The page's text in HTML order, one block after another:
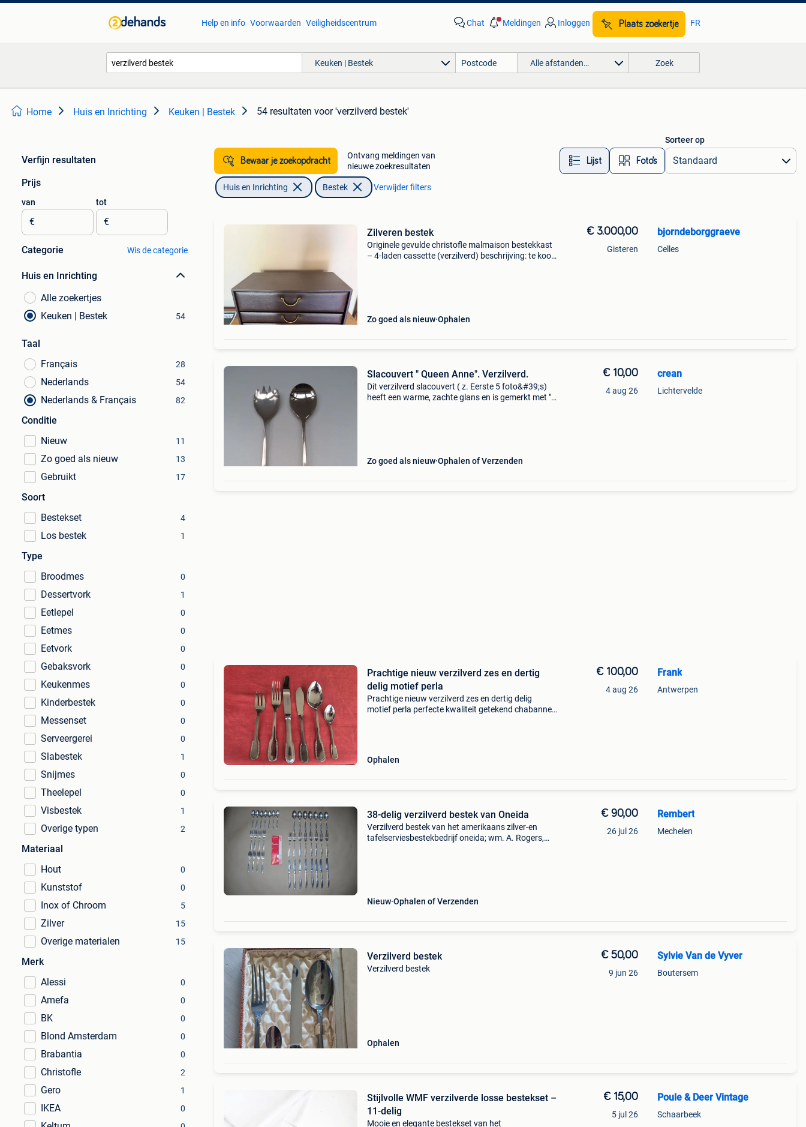
Help en info Voorwaarden Veiligheidscentrum Chat Meldingen Inloggen Plaats zoekertje FR
Keuken | Bestek Alle afstanden… Zoek
Home Huis en Inrichting Keuken | Bestek 54 resultaten voor 'verzilverd bestek'
Verfijn resultaten
Prijs
van
€
tot
€
Categorie Wis de categorie
Huis en Inrichting
Alle zoekertjes
Keuken | Bestek
54
Taal
Français
28
Nederlands 54
Nederlands & Français 82
Conditie
Nieuw
11
Zo goed als nieuw 13
Gebruikt 17
Soort
Bestekset
4
Los bestek 1
Type
Broodmes
0
Dessertvork 1
Eetlepel 0
Eetmes 0
Eetvork 0
Gebaksvork 0
Keukenmes 0
Kinderbestek 0
Messenset 0
Serveergerei 0
Slabestek 1
Snijmes 0
Theelepel 0
Visbestek 1
Overige typen 2
Materiaal
Hout
0
Kunststof 0
Inox of Chroom 5
Zilver 15
Overige materialen 15
Merk
Alessi
0
Amefa 0
BK 0
Blond Amsterdam 0
Brabantia 0
Christofle 2
Gero 1
IKEA 0
Bewaar je zoekopdracht
Ontvang meldingen van
nieuwe zoekresultaten
Lijst Foto’s
Sorteer op
Huis en Inrichting Bestek Verwijder filters
Zilveren bestek
Originele gevulde christofle malmaison bestekkast
– 4-laden cassette (verzilverd) beschrijving: te koop
Zo goed als nieuw Ophalen
€ 3.000,00
Gisteren
bjorndeborggraeve
Celles
Slacouvert " Queen Anne". Verzilverd.
Dit verzilverd slacouvert ( z. Eerste 5 foto&#39;s)
heeft een warme, zachte glans en is gemerkt met "
Zo goed als nieuw Ophalen of Verzenden
€ 10,00
4 aug 26
crean
Lichtervelde
Prachtige nieuw verzilverd zes en dertig
delig motief perla
Prachtige nieuw verzilverd zes en dertig delig
motief perla perfecte kwaliteit getekend chabanne
Ophalen
€ 100,00
4 aug 26
Frank
Antwerpen
38-delig verzilverd bestek van Oneida
Verzilverd bestek van het amerikaans zilver-en
tafelserviesbestekbedrijf oneida; wm. A. Rogers,
Nieuw Ophalen of Verzenden
€ 90,00
26 jul 26
Rembert
Mechelen
Verzilverd bestek
Verzilverd bestek
Ophalen
€ 50,00
9 jun 26
Sylvie Van de Vyver
Boutersem
Stijlvolle WMF verzilverde losse bestekset –
11-delig
Mooie en elegante bestekset van het
€ 15,00
5 jul 26
Poule & Deer Vintage
Schaarbeek